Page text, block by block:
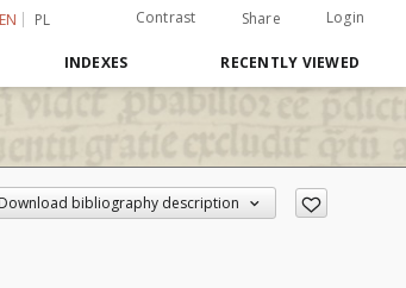
EN PL Contrast Share Login
INDEXES RECENTLY VIEWED
bibliography description